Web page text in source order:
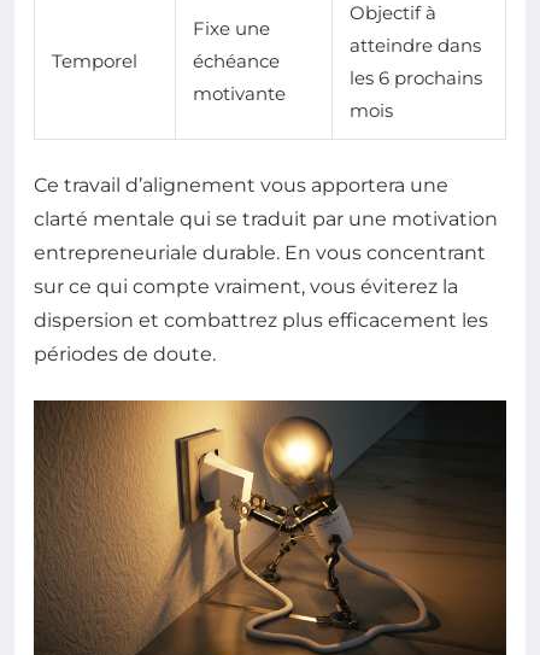
Temporel
Fixe une
échéance
motivante
Objectif à
atteindre dans
les 6 prochains
mois
Ce travail d’alignement vous apportera une
clarté mentale qui se traduit par une motivation
entrepreneuriale durable. En vous concentrant
sur ce qui compte vraiment, vous éviterez la
dispersion et combattrez plus efficacement les
périodes de doute.